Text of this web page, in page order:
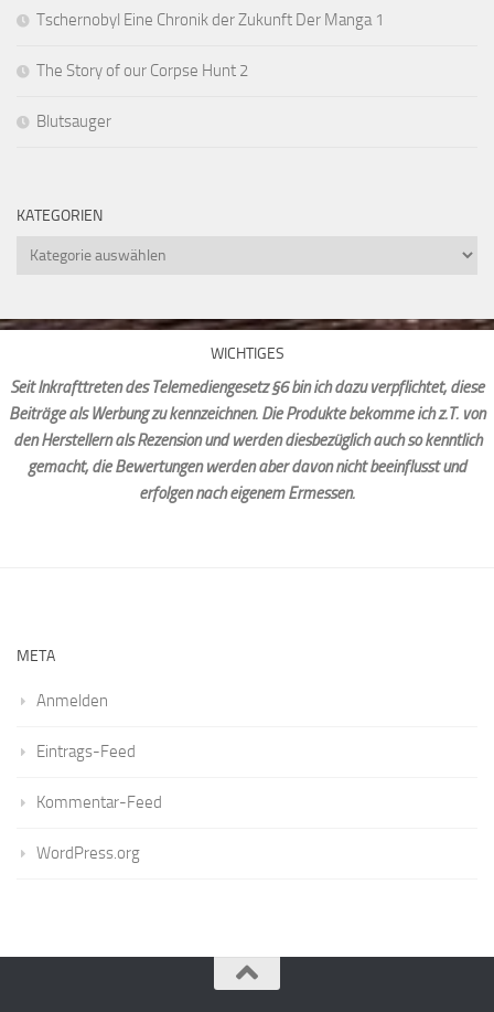
Tschernobyl Eine Chronik der Zukunft Der Manga 1
The Story of our Corpse Hunt 2
Blutsauger
KATEGORIEN
Kategorien
WICHTIGES
Seit Inkrafttreten des Telemediengesetz §6 bin ich dazu verpflichtet, diese
Beiträge als Werbung zu kennzeichnen. Die Produkte bekomme ich z.T. von
den Herstellern als Rezension und werden diesbezüglich auch so kenntlich
gemacht, die Bewertungen werden aber davon nicht beeinflusst und
erfolgen nach eigenem Ermessen.
META
Anmelden
Eintrags-Feed
Kommentar-Feed
WordPress.org